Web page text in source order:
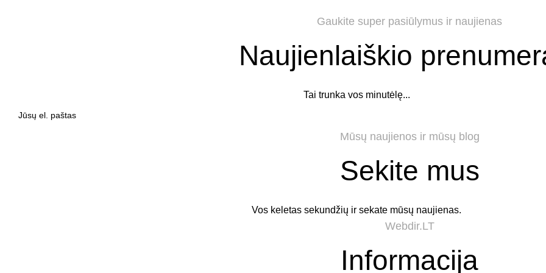
Gaukite super pasiūlymus ir naujienas
Naujienlaiškio
Tai trunka vos minutėlę...
Mūsų naujienos ir mūsų blog
Sekite mus
Vos keletas sekundžių ir sekate mūsų naujienas.
Webdir.LT
Informacija